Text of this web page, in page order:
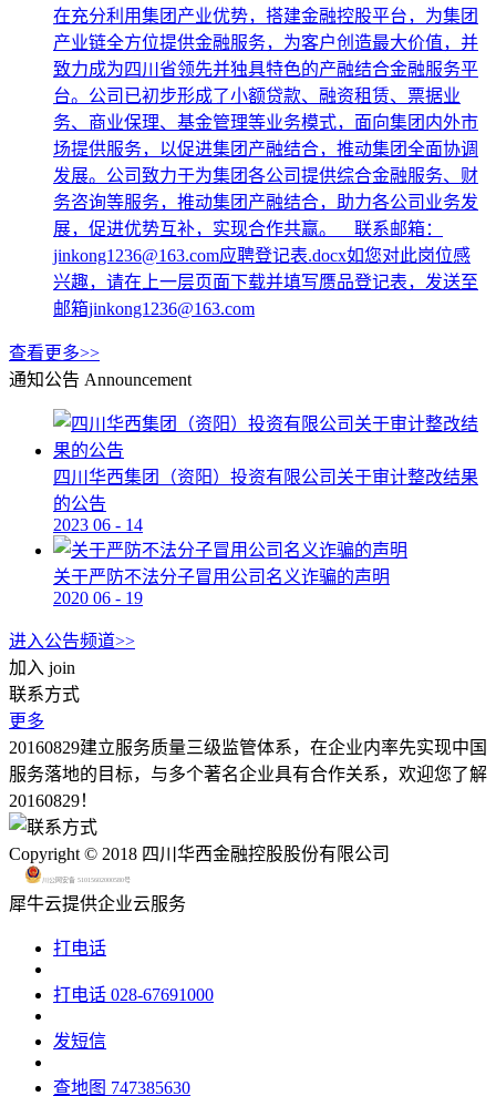
在充分利用集团产业优势，搭建金融控股平台，为集团
产业链全方位提供金融服务，为客户创造最大价值，并
致力成为四川省领先并独具特色的产融结合金融服务平
台。公司已初步形成了小额贷款、融资租赁、票据业
务、商业保理、基金管理等业务模式，面向集团内外市
场提供服务，以促进集团产融结合，推动集团全面协调
发展。公司致力于为集团各公司提供综合金融服务、财
务咨询等服务，推动集团产融结合，助力各公司业务发
展，促进优势互补，实现合作共赢。 联系邮箱：
jinkong1236@163.com应聘登记表.docx如您对此岗位感
兴趣，请在上一层页面下载并填写赝品登记表，发送至
邮箱jinkong1236@163.com
查看更多>>
通知公告 Announcement
四川华西集团（资阳）投资有限公司关于审计整改结果
的公告
2023 06 - 14
关于严防不法分子冒用公司名义诈骗的声明
2020 06 - 19
进入公告频道>>
加入 join
联系方式
更多
20160829建立服务质量三级监管体系，在企业内率先实现中国
服务落地的目标，与多个著名企业具有合作关系，欢迎您了解
20160829！
Copyright © 2018 四川华西金融控股股份有限公司
川公网安备 51015602000580号
犀牛云提供企业云服务
打电话
打电话 028-67691000
发短信
查地图 747385630